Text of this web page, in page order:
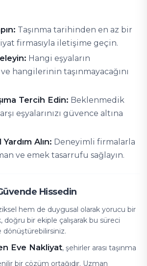
Taşınma tarihinden en az bir
firmasıyla iletişime geçin.
Hangi eşyaların
ve hangilerinin taşınmayacağını
Tercih Edin: Beklenmedik
eşyalarınızı güvence altına
Alın: Deneyimli firmalarla
ve emek tasarrufu sağlayın.
Hissedin
hem de duygusal olarak yorucu bir
doğru bir ekiple çalışarak bu süreci
Eve Nakliyat, şehirler arası taşınma
bir çözüm ortağıdır. Uzman